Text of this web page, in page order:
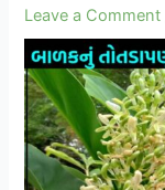
Leave a Comment